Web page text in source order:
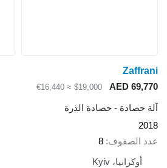
Zaffrani
AED 69,770
$19,000
≈ €16,440
آلة حصادة - حصادة الذرة
2018
عدد الصفوف 8
أوكرانيا، Kyiv